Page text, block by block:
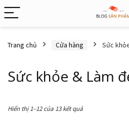
Trang chủ Cửa hàng Sức
Sức khỏe & Làm
Hiển thị 1–12 của 13 kết quả